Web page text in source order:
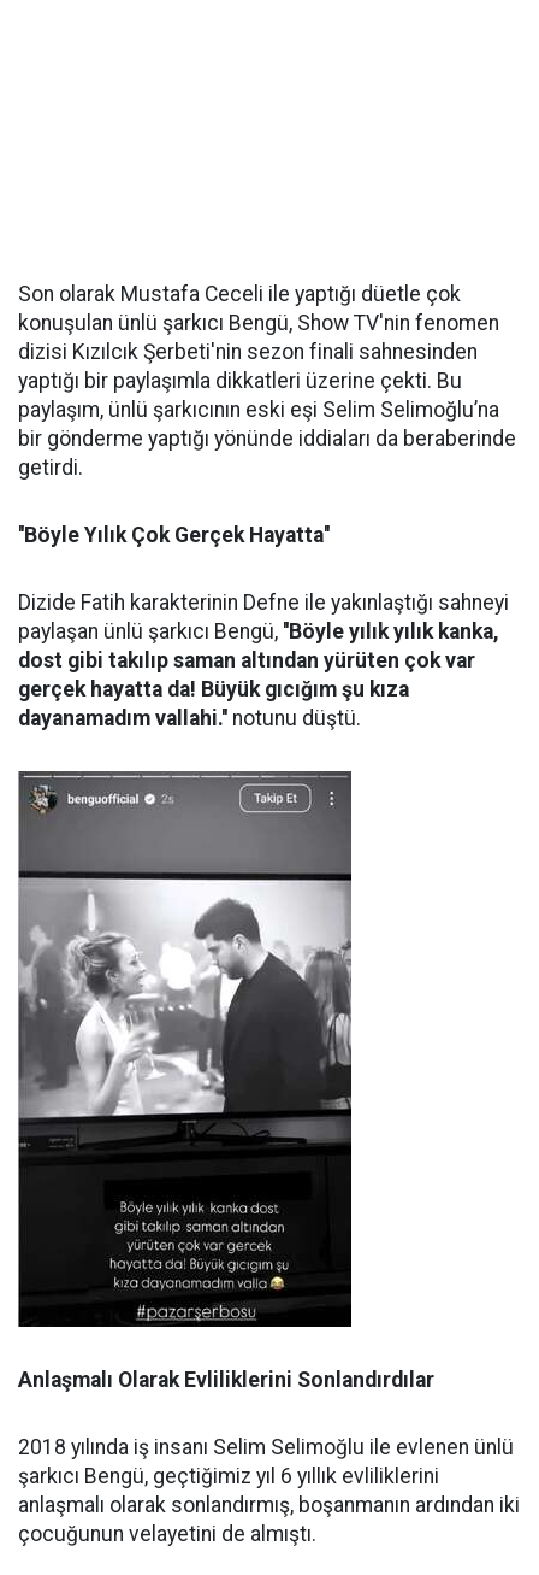
Son olarak Mustafa Ceceli ile yaptığı düetle çok
konuşulan ünlü şarkıcı Bengü, Show TV'nin fenomen
dizisi Kızılcık Şerbeti'nin sezon finali sahnesinden
yaptığı bir paylaşımla dikkatleri üzerine çekti. Bu
paylaşım, ünlü şarkıcının eski eşi Selim Selimoğlu’na
bir gönderme yaptığı yönünde iddiaları da beraberinde
getirdi.
''Böyle Yılık Çok Gerçek Hayatta''
Dizide Fatih karakterinin Defne ile yakınlaştığı sahneyi
paylaşan ünlü şarkıcı Bengü, ''Böyle yılık yılık kanka,
dost gibi takılıp saman altından yürüten çok var
gerçek hayatta da! Büyük gıcığım şu kıza
dayanamadım vallahi.'' notunu düştü.
Anlaşmalı Olarak Evliliklerini Sonlandırdılar
2018 yılında iş insanı Selim Selimoğlu ile evlenen ünlü
şarkıcı Bengü, geçtiğimiz yıl 6 yıllık evliliklerini
anlaşmalı olarak sonlandırmış, boşanmanın ardından iki
çocuğunun velayetini de almıştı.